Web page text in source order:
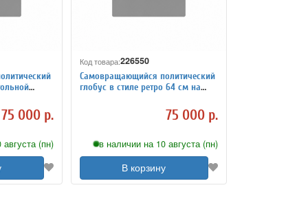
75 000 р.
(пн)
Код товара:226550
Самовращающийся политический
глобус в стиле ретро 64 см на
75 000 р.
в наличии на 10 августа (пн)
В корзину